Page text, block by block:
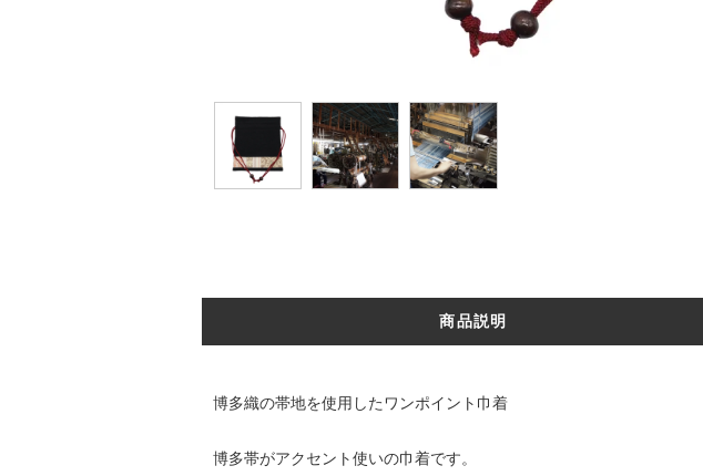
商品説明
博多織の帯地を使用したワンポイント巾着
博多帯がアクセント使いの巾着です。